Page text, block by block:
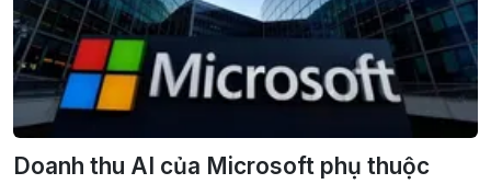
Doanh thu AI của Microsoft phụ thuộc